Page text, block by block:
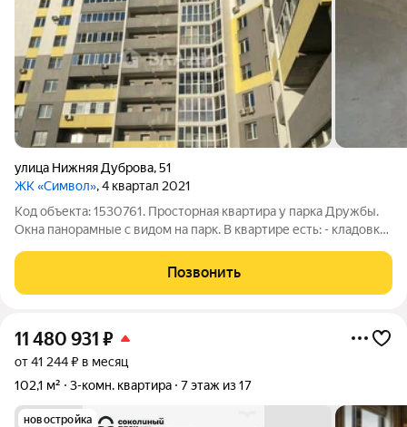
улица Нижняя Дуброва,51
ЖК «Символ», 4 квартал 2021
Код объекта: 1530761. Просторная квартира у парка Дружбы.
Окна панорамные с видом на парк. В квартире есть: - кладовка;
преимущества: - крышная котельная (низкие ком.платежи); -
электрические
Позвонить
11 480 931 ₽
от 41 244 ₽ в месяц
102,1 м²
3-комн. квартира 7 этаж из 17
новостройка